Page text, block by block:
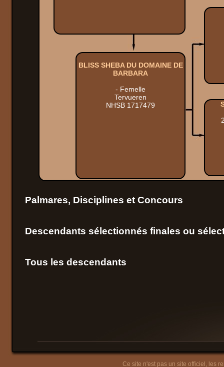
BLISS SHEBA DU DOMAINE DE
BARBARA
- Femelle
Tervueren
NHSB 1717479
Palmares, Disciplines et Concours
Descendants sélectionnés finales ou
Tous les descendants
Ce site n'est pas un site officiel, les